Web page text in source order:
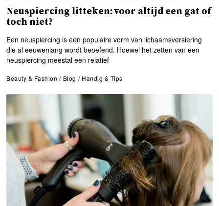
Neuspiercing litteken: voor altijd een gat of
toch niet?
Een neuspiercing is een populaire vorm van lichaamsversiering
die al eeuwenlang wordt beoefend. Hoewel het zetten van een
neuspiercing meestal een relatief
Beauty & Fashion / Blog / Handig & Tips